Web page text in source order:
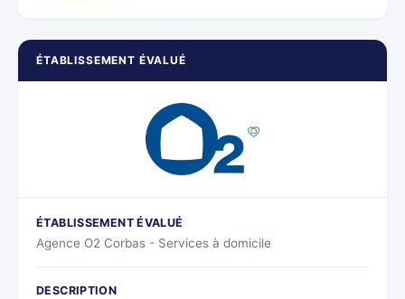
ÉTABLISSEMENT ÉVALUÉ
ÉTABLISSEMENT ÉVALUÉ
Agence O2 Corbas - Services à domicile
DESCRIPTION